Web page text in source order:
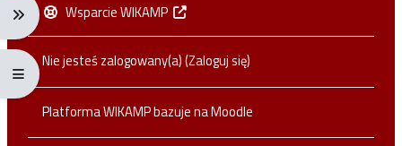
Rozwiń menu nawigacji: Ctrl + Alt + →
Rozwiń menu pełnoekranowe: Ctrl + Alt + f
Wsparcie WIKAMP
Nie jesteś zalogowany(a) (Zaloguj się)
Platforma WIKAMP bazuje naMoodle